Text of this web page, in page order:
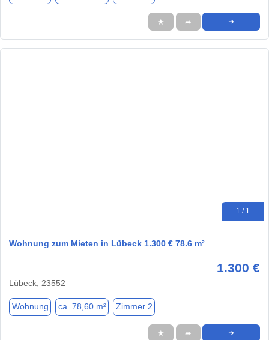
★ ➦ ➜
1 / 1
Wohnung zum Mieten in Lübeck 1.300 € 78.6 m²
1.300 €
Lübeck, 23552
Wohnung ca. 78,60 m² Zimmer 2
★ ➦ ➜